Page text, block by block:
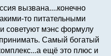
вызвана....конечно
то питательными
советуют мэнс формулу
Самый богатый
ещё это плюс и